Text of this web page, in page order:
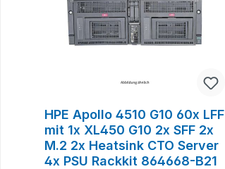
HPE Apollo 4510 G10 60x LFF
mit 1x XL450 G10 2x SFF 2x
M.2 2x Heatsink CTO Server
4x PSU Rackkit 864668-B21